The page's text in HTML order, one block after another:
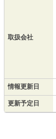
取扱会社
情報更新日
更新予定日